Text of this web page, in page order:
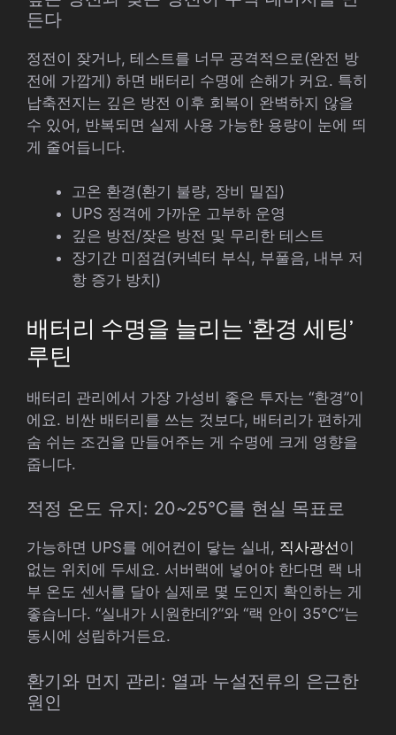
든다
정전이 잦거나, 테스트를 너무 공격적으로(완전 방
전에 가깝게) 하면 배터리 수명에 손해가 커요. 특히
납축전지는 깊은 방전 이후 회복이 완벽하지 않을
수 있어, 반복되면 실제 사용 가능한 용량이 눈에 띄
게 줄어듭니다.
고온 환경(환기 불량, 장비 밀집)
UPS 정격에 가까운 고부하 운영
깊은 방전/잦은 방전 및 무리한 테스트
장기간 미점검(커넥터 부식, 부풀음, 내부 저
항 증가 방치)
배터리 수명을 늘리는 ‘환경 세팅’
루틴
배터리 관리에서 가장 가성비 좋은 투자는 “환경”이
에요. 비싼 배터리를 쓰는 것보다, 배터리가 편하게
숨 쉬는 조건을 만들어주는 게 수명에 크게 영향을
줍니다.
적정 온도 유지: 20~25℃를 현실 목표로
가능하면 UPS를 에어컨이 닿는 실내, 직사광선이
없는 위치에 두세요. 서버랙에 넣어야 한다면 랙 내
부 온도 센서를 달아 실제로 몇 도인지 확인하는 게
좋습니다. “실내가 시원한데?”와 “랙 안이 35℃”는
동시에 성립하거든요.
환기와 먼지 관리: 열과 누설전류의 은근한
원인